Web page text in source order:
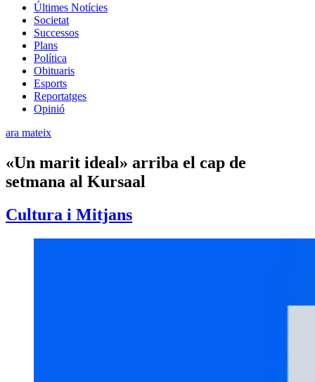
Últimes Notícies
Societat
Successos
Plans
Política
Obituaris
Esports
Reportatges
Opinió
ara mateix
«Un marit ideal» arriba el cap de
setmana al Kursaal
Cultura i Mitjans